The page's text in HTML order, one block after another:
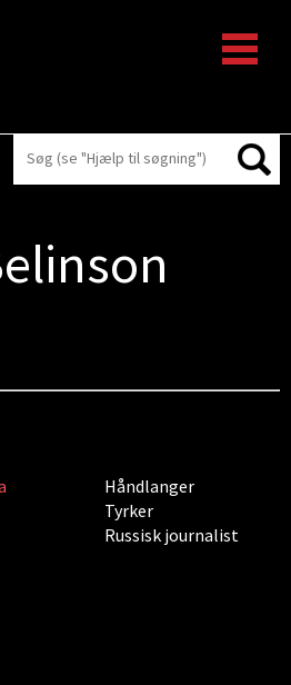
Håndlanger
Tyrker
Russisk journalist